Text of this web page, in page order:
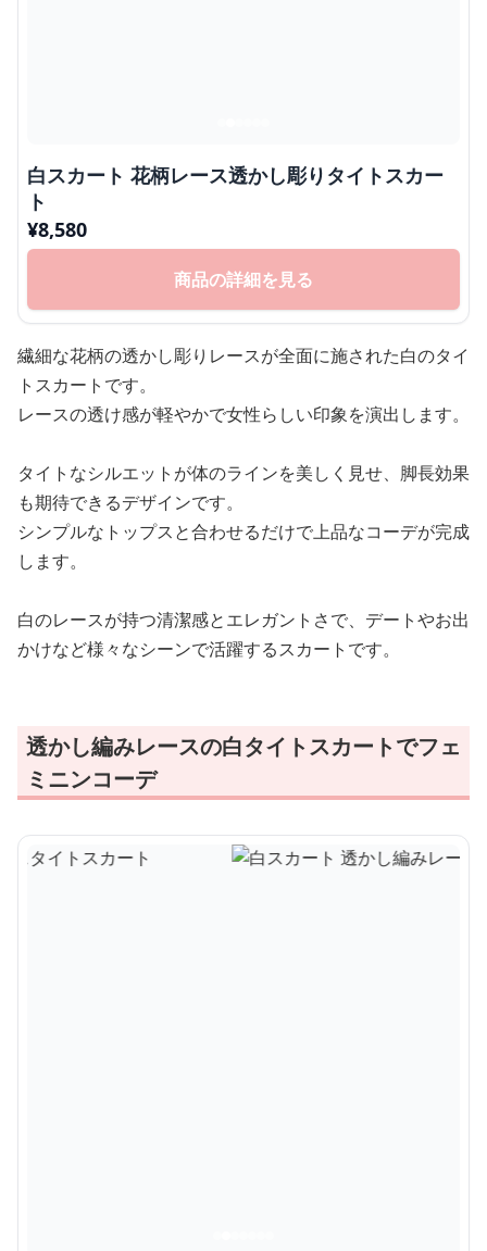
白スカート 花柄レース透かし彫りタイトスカー
ト
¥8,580
商品の詳細を見る
繊細な花柄の透かし彫りレースが全面に施された白のタイ
トスカートです。
レースの透け感が軽やかで女性らしい印象を演出します。
タイトなシルエットが体のラインを美しく見せ、脚長効果
も期待できるデザインです。
シンプルなトップスと合わせるだけで上品なコーデが完成
します。
白のレースが持つ清潔感とエレガントさで、デートやお出
かけなど様々なシーンで活躍するスカートです。
透かし編みレースの白タイトスカートでフェ
ミニンコーデ